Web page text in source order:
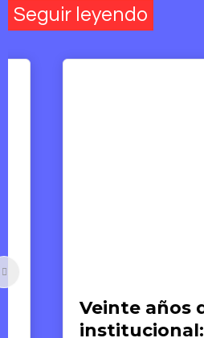
Seguir leyendo
Veinte años de
institucional: